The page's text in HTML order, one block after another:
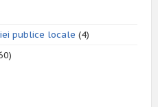
publice locale (4)